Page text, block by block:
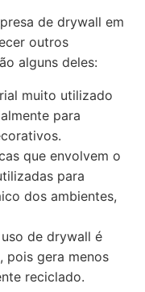
de drywall em
outros
alguns deles:
muito utilizado
para
que envolvem o
para
dos ambientes,
uso de drywall é
pois gera menos
reciclado.